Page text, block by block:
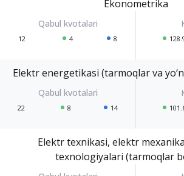
Ekonometrika
12 4 8
Elektr energetikasi (tarmoqlar va
22 8 14
Elektr texnikasi, elektr
texnologiyalari (tarmoqlar